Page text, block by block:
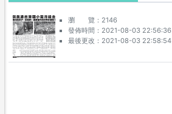
瀏 覽
2146
發佈時間
2021-08-03 22:56:36
最後更改
2021-08-03 22:58:54